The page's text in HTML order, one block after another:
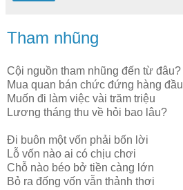
Tham nhũng
Cội nguồn tham nhũng đến từ đâu?
Mua quan bán chức đứng hàng đầu
Muốn đi làm việc vài trăm triệu
Lương tháng thu về hỏi bao lâu?
Đi buôn một vốn phải bốn lời
Lỗ vốn nào ai có chịu chơi
Chỗ nào béo bở tiền càng lớn
Bỏ ra đống vốn vẫn thảnh thơi